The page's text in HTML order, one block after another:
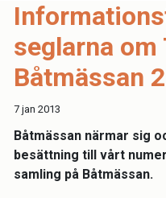
seglarna om
Båtmässan
7 jan 2013
Båtmässan närmar sig
besättning till vårt
samling på Båtmässan.